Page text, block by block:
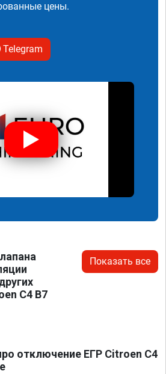
цены.
Telegram
C4 B7
Показать все
отключение ЕГР Citroen C4